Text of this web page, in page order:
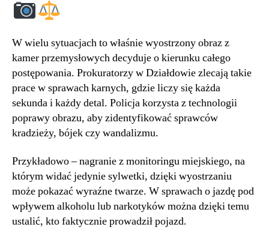
W wielu sytuacjach to właśnie wyostrzony obraz z
kamer przemysłowych decyduje o kierunku całego
postępowania. Prokuratorzy w Działdowie zlecają takie
prace w sprawach karnych, gdzie liczy się każda
sekunda i każdy detal. Policja korzysta z technologii
poprawy obrazu, aby zidentyfikować sprawców
kradzieży, bójek czy wandalizmu.
Przykładowo – nagranie z monitoringu miejskiego, na
którym widać jedynie sylwetki, dzięki wyostrzaniu
może pokazać wyraźne twarze. W sprawach o jazdę pod
wpływem alkoholu lub narkotyków można dzięki temu
ustalić, kto faktycznie prowadził pojazd.